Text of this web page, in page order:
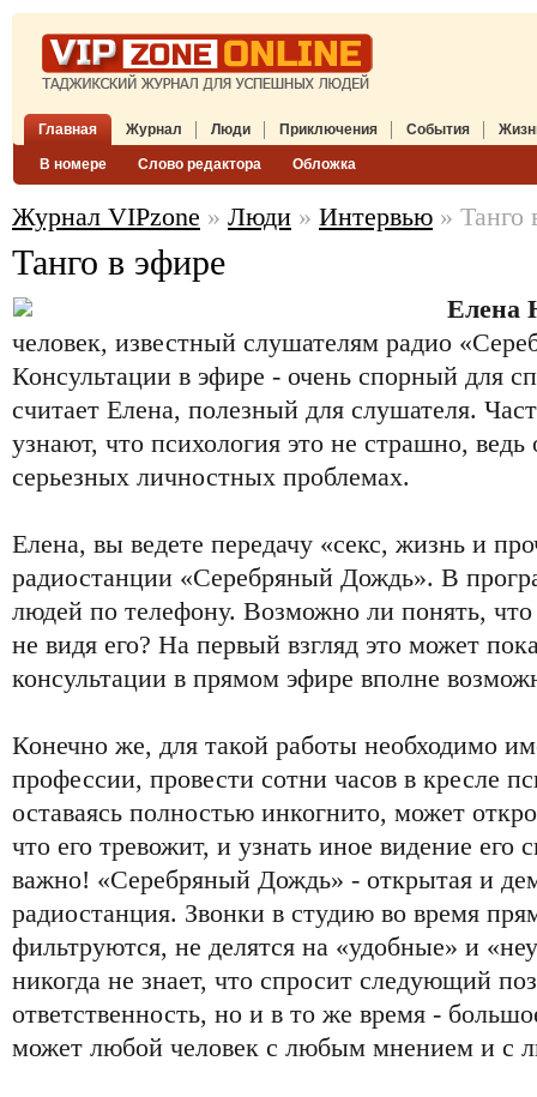
Главная Журнал
В номере Слово редактора Обложка
Люди Приключения События
Журнал VIPzone » Люди » Интервью » Танго
Танго в эфире
Елена
человек, известный слушателям радио
Консультации в эфире - очень спорный для
считает Елена, полезный для слушателя.
узнают, что психология это не страшно,
серьезных личностных проблемах.
Елена, вы ведете передачу «секс, жизнь и
радиостанции «Серебряный Дождь». В
людей по телефону. Возможно ли понять, что
не видя его? На первый взгляд это может
консультации в прямом эфире вполне
Конечно же, для такой работы необходимо
профессии, провести сотни часов в кресле
оставаясь полностью инкогнито, может
что его тревожит, и узнать иное видение его
важно! «Серебряный Дождь» - открытая и
радиостанция. Звонки в студию во время
фильтруются, не делятся на «удобные» и
никогда не знает, что спросит следующий
ответственность, но и в то же время -
может любой человек с любым мнением и с